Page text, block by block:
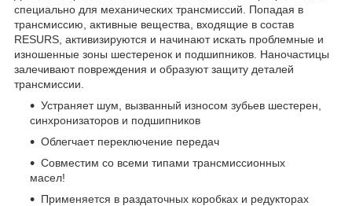
специально для механических трансмиссий. Попадая в
трансмиссию, активные вещества, входящие в состав
RESURS, активизируются и начинают искать проблемные и
изношенные зоны шестеренок и подшипников. Наночастицы
залечивают повреждения и образуют защиту деталей
трансмиссии.
Устраняет шум, вызванный износом зубьев шестерен,
синхронизаторов и подшипников
Облегчает переключение передач
Совместим со всеми типами трансмиссионных
масел!
Применяется в раздаточных коробках и редукторах